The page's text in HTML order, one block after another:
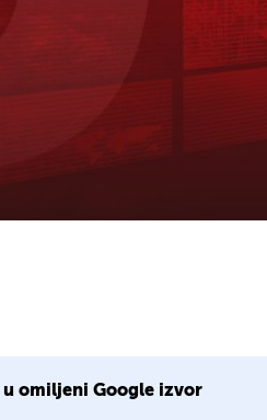
u omiljeni Google izvor